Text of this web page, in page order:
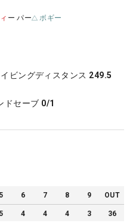
ー パー ボギー
イビングディスタンス 249.5
ドセーブ 0/1
5 6 7 8 9 OUT
5 4 4 4 3 36